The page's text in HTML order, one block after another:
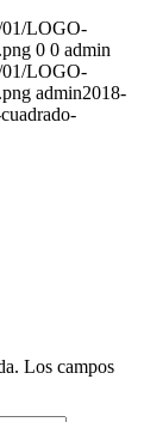
01/LOGO-
0 0 admin
01/LOGO-
admin2018-
Los campos